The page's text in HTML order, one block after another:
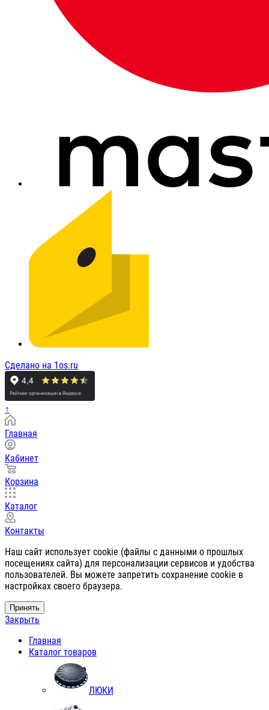
Сделано на 1os.ru
↑
Главная
Кабинет
Корзина
Каталог
Контакты
Наш сайт использует cookie (файлы с данными о прошлых
посещениях сайта) для персонализации сервисов и удобства
пользователей. Вы можете запретить сохранение cookie в
настройках своего браузера.
Принять
Закрыть
Главная
Каталог товаров
ЛЮКИ